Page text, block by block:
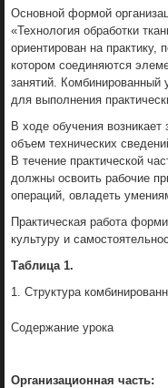
Основной формой
«Технология обработки
ориентирован на практику,
котором соединяются
занятий. Комбинированный
для выполнения
В ходе обучения
объем технических
В течение практической
должны освоить рабочие
операций, овладеть
Практическая работа
культуру и
Таблица 1.
1. Структура
Содержание урока
Организационная часть: